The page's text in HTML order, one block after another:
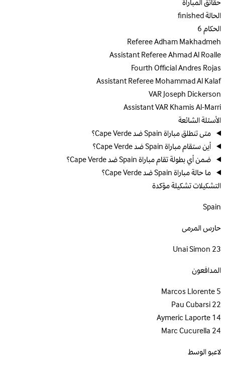
حقائق المباراة
الحالةfinished
الحكام6
RefereeAdham Makhadmeh
Assistant RefereeAhmad Al Roalle
Fourth OfficialAndres Rojas
Assistant RefereeMohammad Al Kalaf
VARJoseph Dickerson
Assistant VARKhamis Al-Marri
الأسئلة الشائعة
متى تنطلق مباراة Spain ضد Cape Verde؟
أين ستقام مباراة Spain ضد Cape Verde؟
ضمن أي بطولة تقام مباراة Spain ضد Cape Verde؟
ما حالة مباراة Spain ضد Cape Verde؟
التشكيلاتتشكيلة مؤكدة
Spain
حارس المرمى
23
Unai Simon
المدافعون
5
Marcos Llorente
22
Pau Cubarsi
14
Aymeric Laporte
24
Marc Cucurella
لاعبو الوسط